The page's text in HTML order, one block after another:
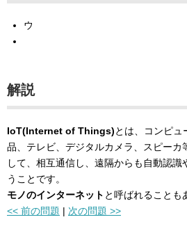
ウ
解説
IoT(Internet of Things)とは、コンピュ
品、テレビ、デジタルカメラ、スピーカ
して、相互通信し、遠隔からも自動認
うことです。
モノのインターネット と呼ばれることも
<< 前の問題 | 次の問題 >>